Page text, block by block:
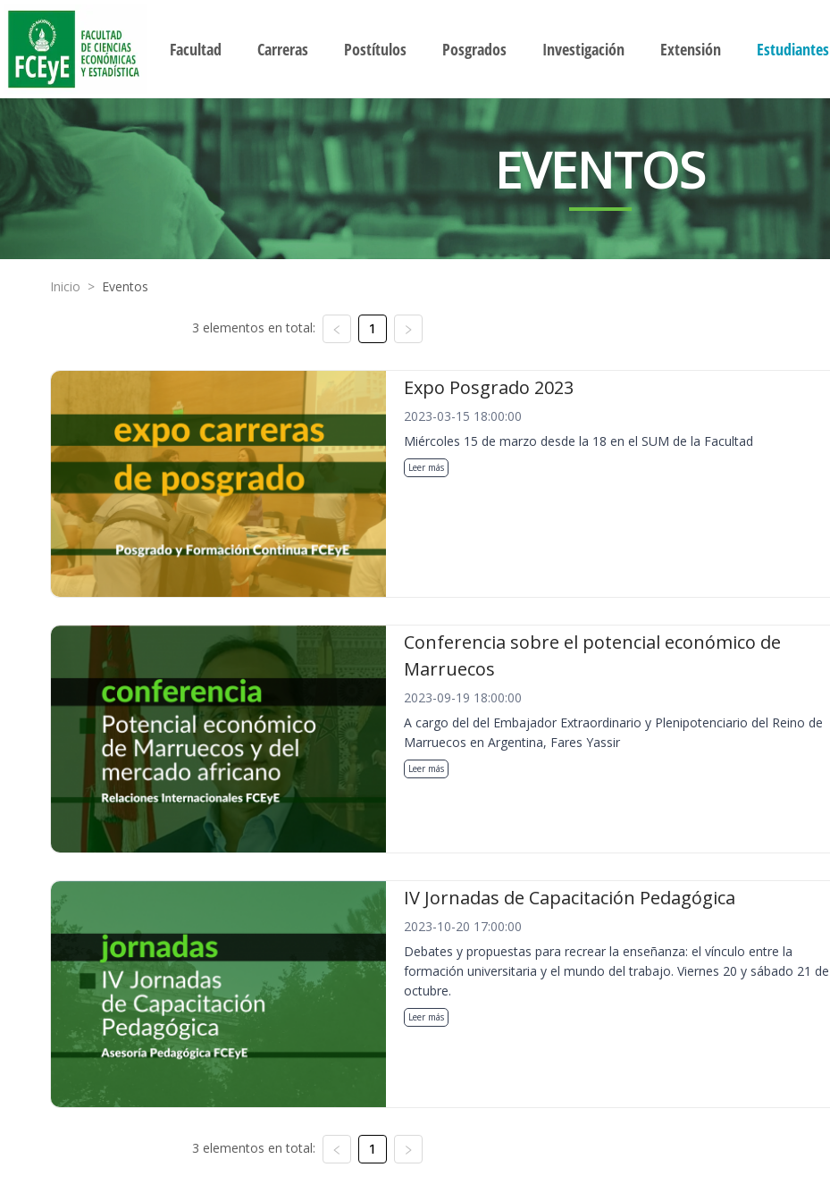
Facultad Carreras Postítulos Posgrados Investigación Extensión Estudiantes
EVENTOS
Inicio > Eventos
3 elementos en total: 1
Expo Posgrado 2023
2023-03-15 18:00:00
Miércoles 15 de marzo desde la 18 en el SUM de la Facultad
Leer más
Conferencia sobre el potencial económico de
Marruecos
2023-09-19 18:00:00
A cargo del del Embajador Extraordinario y Plenipotenciario del Reino de
Marruecos en Argentina, Fares Yassir
Leer más
IV Jornadas de Capacitación Pedagógica
2023-10-20 17:00:00
Debates y propuestas para recrear la enseñanza: el vínculo entre la
formación universitaria y el mundo del trabajo. Viernes 20 y sábado 21 de
octubre.
Leer más
3 elementos en total: 1